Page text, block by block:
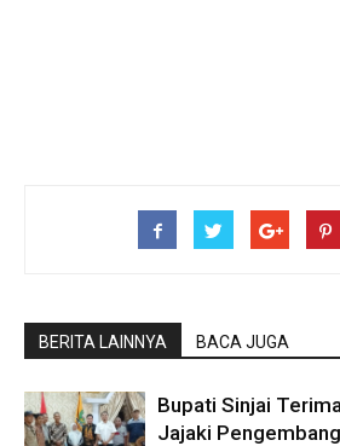
BERITA LAINNYA BACA JUGA
Bupati Sinjai
Jajaki